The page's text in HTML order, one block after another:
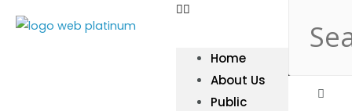
Home
About Us
Public